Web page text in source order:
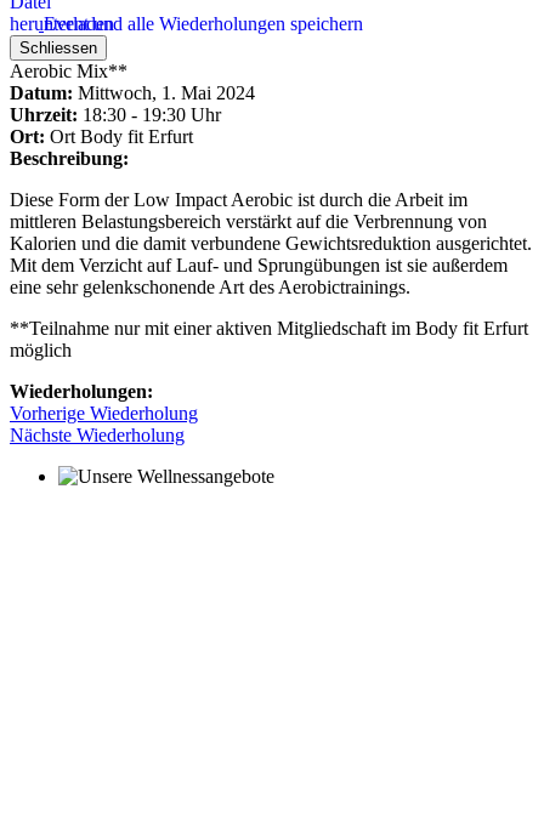
Event und alle Wiederholungen speichern
Schliessen
Aerobic Mix**
Datum: Mittwoch, 1. Mai 2024
Uhrzeit: 18:30 - 19:30 Uhr
Ort: Ort Body fit Erfurt
Beschreibung:
Diese Form der Low Impact Aerobic ist durch die Arbeit im
mittleren Belastungsbereich verstärkt auf die Verbrennung von
Kalorien und die damit verbundene Gewichtsreduktion ausgerichtet.
Mit dem Verzicht auf Lauf- und Sprungübungen ist sie außerdem
eine sehr gelenkschonende Art des Aerobictrainings.
**Teilnahme nur mit einer aktiven Mitgliedschaft im Body fit Erfurt
möglich
Wiederholungen:
Vorherige Wiederholung
Nächste Wiederholung